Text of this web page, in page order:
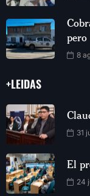
pero
8
+LEIDAS
31
El
24